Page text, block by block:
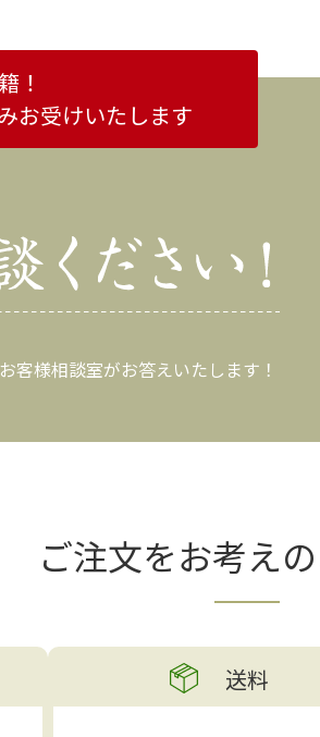
！
お受けいたします
客様相談室がお答えいたします！
ご注文をお考えの
送料